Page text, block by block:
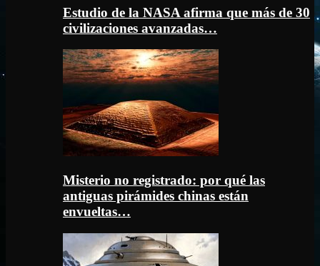
Estudio de la NASA afirma que más de 30
civilizaciones avanzadas…
Misterio no registrado: por qué las
antiguas pirámides chinas están
envueltas…